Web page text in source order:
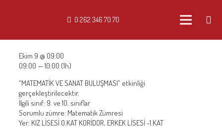
0 262 346 70 70
“MATEMATİK VE SANAT BULUŞMASI” etkinliği
gerçekleştirilecektir.
İlgili sınıf: 9. ve 10. sınıflar
Sorumlu zümre: Matematik Zümresi
Yer: KIZ LİSESİ 0.KAT KORİDOR, ERKEK LİSESİ -1.KAT
Ekim 9 @ 09:00
09:00 — 10:00 (1h)